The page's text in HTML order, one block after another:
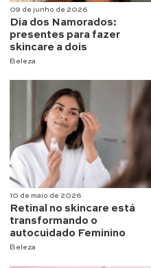
09 de junho de 2026
Dia dos Namorados:
presentes para fazer
skincare a dois
Beleza
10 de maio de 2026
Retinal no skincare está
transformando o
autocuidado Feminino
Beleza